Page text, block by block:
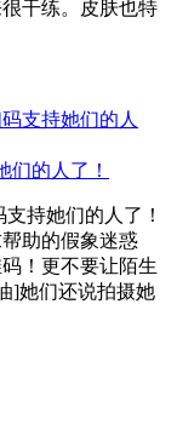
干练。皮肤也特
们的人了！
持她们的人了！
助的假象迷惑
！更不要让陌生
]她们还说拍摄她